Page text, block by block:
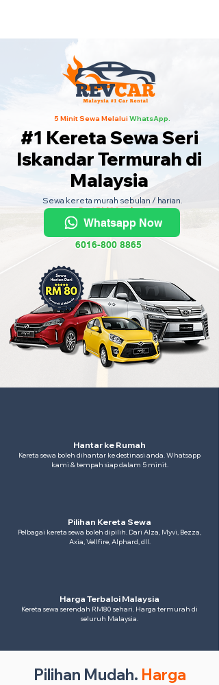
5 Minit Sewa MelaluiWhatsApp.
#1 Kereta Sewa Seri
Iskandar Termurah di
Malaysia
Sewa kereta murah sebulan / harian.
Dari RM80 sehari.
Whatsapp Now
6016-800 8865
Hantar ke Rumah
Kereta sewa boleh dihantar ke destinasi anda. Whatsapp
kami & tempah siap dalam 5 minit.
Pilihan Kereta Sewa
Pelbagai kereta sewa boleh dipilih. Dari Alza, Myvi, Bezza,
Axia, Vellfire, Alphard, dll.
Harga Terbaloi Malaysia
Kereta sewa serendah RM80 sehari. Harga termurah di
seluruh Malaysia.
Pilihan Mudah. Harga